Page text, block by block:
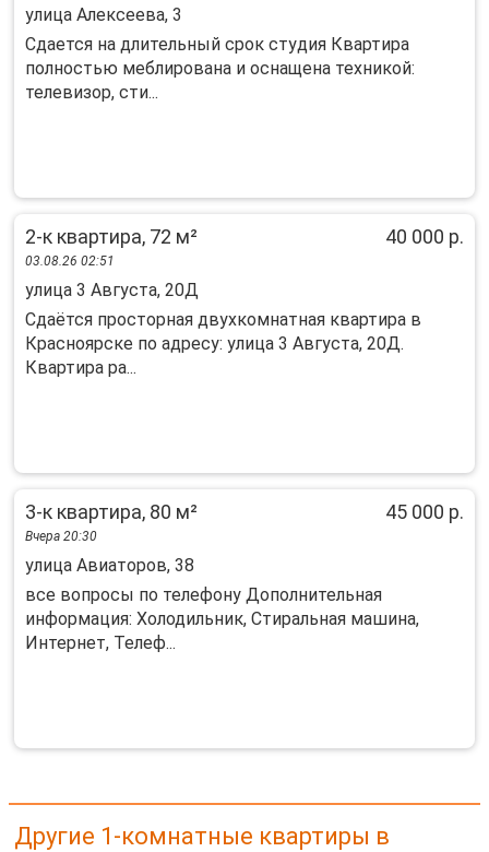
улица Алексеева, 3
Сдается на длительный срок студия Квартира
полностью меблирована и оснащена техникой:
телевизор, сти...
2-к квартира, 72 м² 40 000 р.
03.08.26 02:51
улица 3 Августа, 20Д
Сдаётся просторная двухкомнатная квартира в
Красноярске по адресу: улица 3 Августа, 20Д.
Квартира ра...
3-к квартира, 80 м² 45 000 р.
Вчера 20:30
улица Авиаторов, 38
все вопросы по телефону Дополнительная
информация: Холодильник, Стиральная машина,
Интернет, Телеф...
Другие 1-комнатные квартиры в